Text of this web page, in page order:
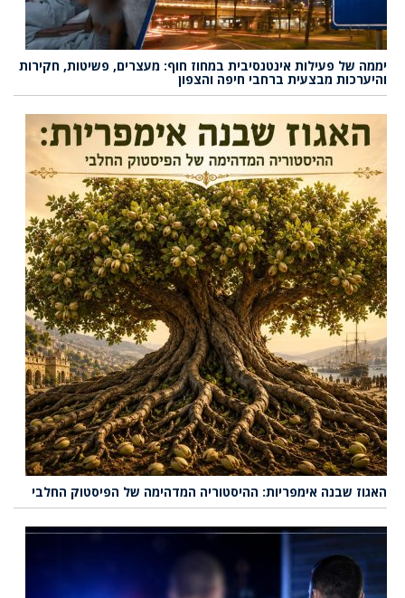
יממה של פעילות אינטנסיבית במחוז חוף: מעצרים, פשיטות, חקירות
והיערכות מבצעית ברחבי חיפה והצפון
האגוז שבנה אימפריות: ההיסטוריה המדהימה של הפיסטוק החלבי